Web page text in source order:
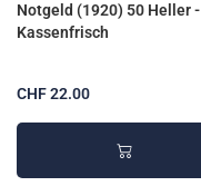
Notgeld (1920) 50 Heller -
Kassenfrisch
CHF 22.00